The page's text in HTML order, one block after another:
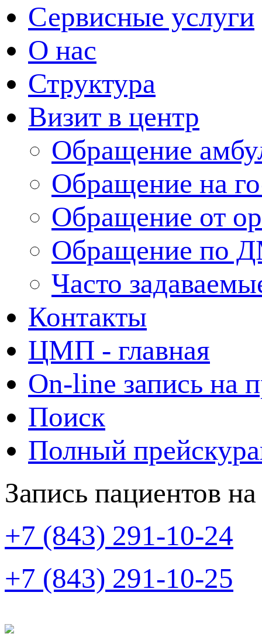
Сервисные услуги
О нас
Структура
Визит в центр
Обращение
Обращение на
Обращение от
Обращение по
Часто
Контакты
ЦМП - главная
On-line запись на
Поиск
Полный
Запись пациентов
+7 (843) 291-10-24
+7 (843) 291-10-25